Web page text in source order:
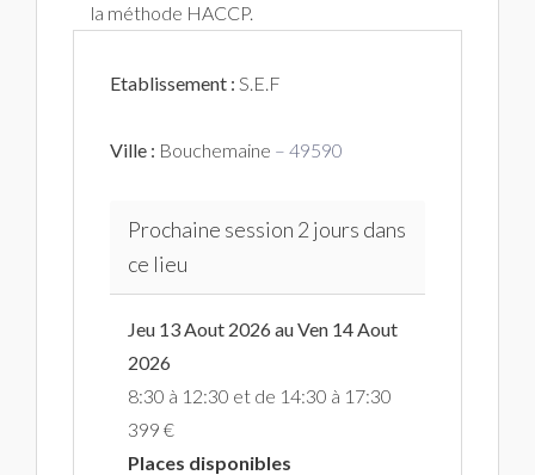
la méthode HACCP.
Etablissement : S.E.F
Ville : Bouchemaine – 49590
Prochaine session 2 jours dans
ce lieu
Jeu 13 Aout 2026 au Ven 14 Aout
2026
8:30 à 12:30 et de 14:30 à 17:30
399 €
Places disponibles